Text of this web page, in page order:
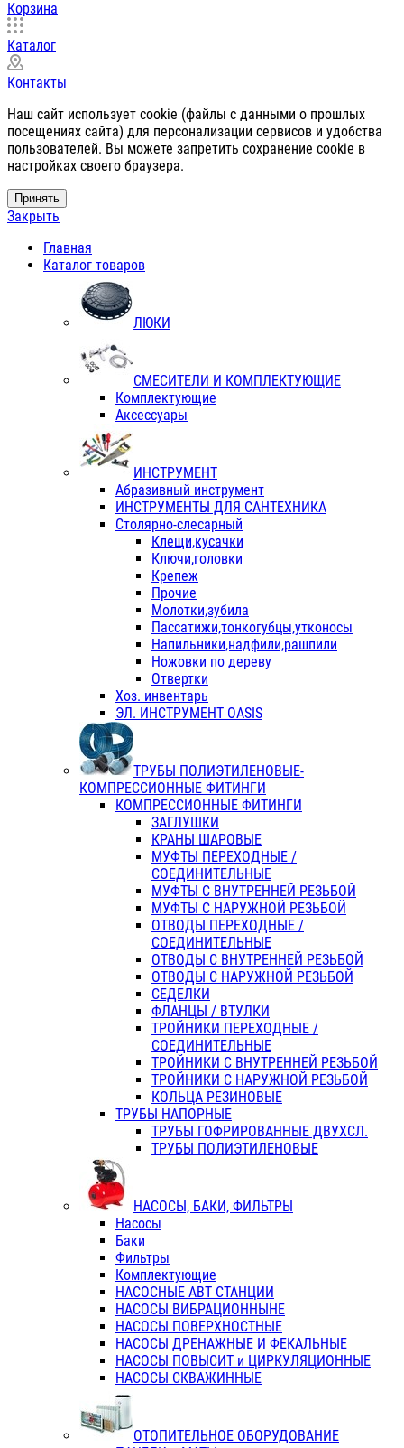
Корзина
Каталог
Контакты
Наш сайт использует cookie (файлы с данными о прошлых
посещениях сайта) для персонализации сервисов и удобства
пользователей. Вы можете запретить сохранение cookie в
настройках своего браузера.
Принять
Закрыть
Главная
Каталог товаров
ЛЮКИ
СМЕСИТЕЛИ И КОМПЛЕКТУЮЩИЕ
Комплектующие
Аксессуары
ИНСТРУМЕНТ
Абразивный инструмент
ИНСТРУМЕНТЫ ДЛЯ САНТЕХНИКА
Столярно-слесарный
Клещи,кусачки
Ключи,головки
Крепеж
Прочие
Молотки,зубила
Пассатижи,тонкогубцы,утконосы
Напильники,надфили,рашпили
Ножовки по дереву
Отвертки
Хоз. инвентарь
ЭЛ. ИНСТРУМЕНТ OASIS
ТРУБЫ ПОЛИЭТИЛЕНОВЫЕ-
КОМПРЕССИОННЫЕ ФИТИНГИ
КОМПРЕССИОННЫЕ ФИТИНГИ
ЗАГЛУШКИ
КРАНЫ ШАРОВЫЕ
МУФТЫ ПЕРЕХОДНЫЕ /
СОЕДИНИТЕЛЬНЫЕ
МУФТЫ С ВНУТРЕННЕЙ РЕЗЬБОЙ
МУФТЫ С НАРУЖНОЙ РЕЗЬБОЙ
ОТВОДЫ ПЕРЕХОДНЫЕ /
СОЕДИНИТЕЛЬНЫЕ
ОТВОДЫ С ВНУТРЕННЕЙ РЕЗЬБОЙ
ОТВОДЫ С НАРУЖНОЙ РЕЗЬБОЙ
СЕДЕЛКИ
ФЛАНЦЫ / ВТУЛКИ
ТРОЙНИКИ ПЕРЕХОДНЫЕ /
СОЕДИНИТЕЛЬНЫЕ
ТРОЙНИКИ С ВНУТРЕННЕЙ РЕЗЬБОЙ
ТРОЙНИКИ С НАРУЖНОЙ РЕЗЬБОЙ
КОЛЬЦА РЕЗИНОВЫЕ
ТРУБЫ НАПОРНЫЕ
ТРУБЫ ГОФРИРОВАННЫЕ ДВУХСЛ.
ТРУБЫ ПОЛИЭТИЛЕНОВЫЕ
НАСОСЫ, БАКИ, ФИЛЬТРЫ
Насосы
Баки
Фильтры
Комплектующие
НАСОСНЫЕ АВТ СТАНЦИИ
НАСОСЫ ВИБРАЦИОННЫНЕ
НАСОСЫ ПОВЕРХНОСТНЫЕ
НАСОСЫ ДРЕНАЖНЫЕ И ФЕКАЛЬНЫЕ
НАСОСЫ ПОВЫСИТ и ЦИРКУЛЯЦИОННЫЕ
НАСОСЫ СКВАЖИННЫЕ
ОТОПИТЕЛЬНОЕ ОБОРУДОВАНИЕ